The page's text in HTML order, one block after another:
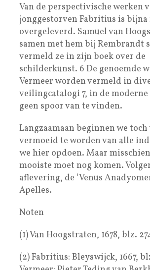
Van de perspectivische werken
jonggestorven Fabritius is bijna
overgeleverd. Samuel van
samen met hem bij Rembrandt
vermeld ze in zijn boek over de
schilderkunst. 6 De genoemde
Vermeer worden vermeld in
veilingcatalogi 7, in de
geen spoor van te vinden.
Langzaamaan beginnen we toch
vermoeid te worden van alle
we hier opdoen. Maar
mooiste moet nog komen.
aflevering, de ‘Venus
Apelles.
Noten
(1) Van Hoogstraten, 1678, blz.
(2) Fabritius: Bleyswijck, 1667,